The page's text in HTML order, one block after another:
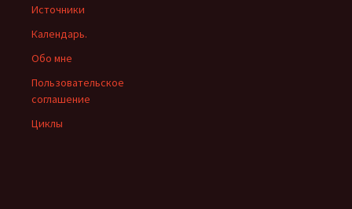
Источники
Календарь.
Обо мне
Пользовательское
соглашение
Циклы